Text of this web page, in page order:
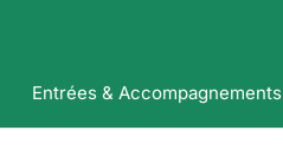
Entrées & Accompagnements